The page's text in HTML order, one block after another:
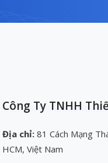
Công Ty TNHH
Địa chỉ: 81 Cách Mạng
HCM, Việt Nam